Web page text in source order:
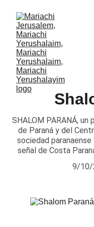
SHALOM PARANÁ,
de Paraná y del
sociedad
señal de Costa
9/10/